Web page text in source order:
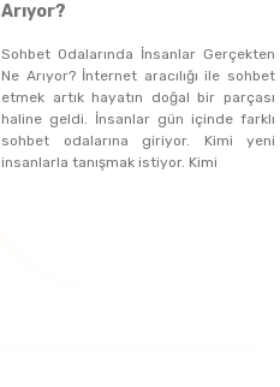
Arıyor?
Sohbet Odalarında İnsanlar Gerçekten
Ne Arıyor? İnternet aracılığı ile sohbet
etmek artık hayatın doğal bir parçası
haline geldi. İnsanlar gün içinde farklı
sohbet odalarına giriyor. Kimi yeni
insanlarla tanışmak istiyor. Kimi